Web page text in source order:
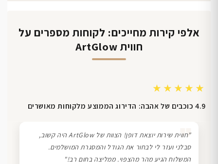
אלפי קירות מחייכים: לקוחות מספרים על
חווית ArtGlow
★★★★★
4.9 כוכבים של אהבה: הדירוג הממוצע מלקוחות מאושרים
❞
"חווית שירות יוצאת דופן! הצוות של ArtGlow היה קשוב,
סבלני ועזר לי לבחור את הגודל והמסגרת המושלמים.
המשלוח הגיע מהר מהצפוי. ממליצה בחום רב!"